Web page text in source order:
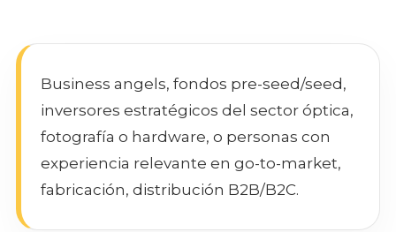
Business angels, fondos pre-seed/seed,
inversores estratégicos del sector óptica,
fotografía o hardware, o personas con
experiencia relevante en go-to-market,
fabricación, distribución B2B/B2C.